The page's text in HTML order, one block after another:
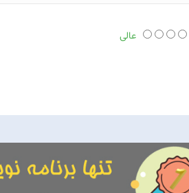
عالی